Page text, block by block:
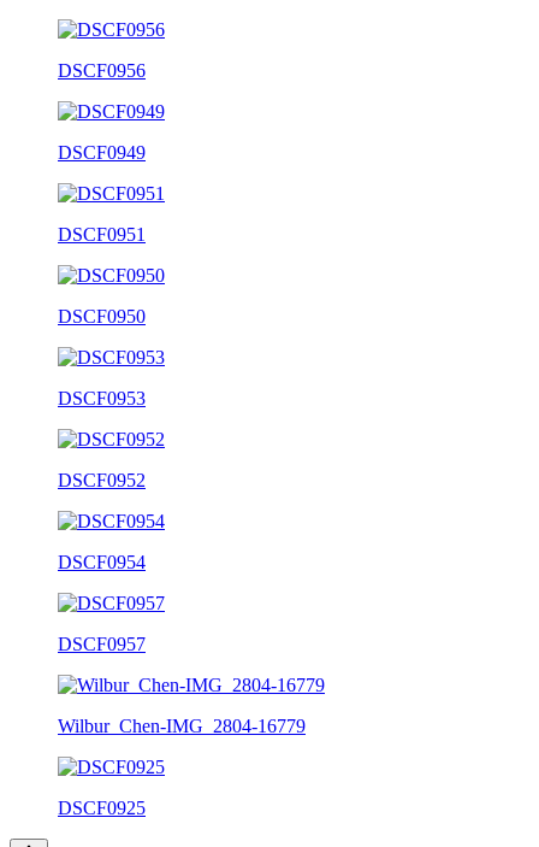
DSCF0956
DSCF0949
DSCF0951
DSCF0950
DSCF0953
DSCF0952
DSCF0954
DSCF0957
Wilbur_Chen-IMG_2804-16779
DSCF0925